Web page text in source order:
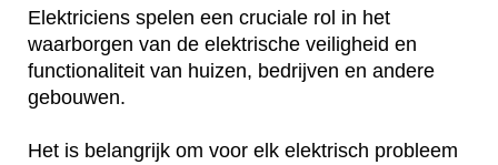
Elektriciens spelen een cruciale rol in het
waarborgen van de elektrische veiligheid en
functionaliteit van huizen, bedrijven en andere
gebouwen.
Het is belangrijk om voor elk elektrisch probleem